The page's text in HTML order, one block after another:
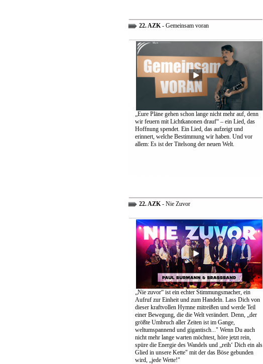
22. AZK- Gemeinsam voran
„Eure Pläne gehen schon lange nicht mehr auf, denn
wir feuern mit Lichtkanonen drauf“ – ein Lied, das
Hoffnung spendet. Ein Lied, das aufzeigt und
erinnert, welche Bestimmung wir haben. Und vor
allem: Es ist der Titelsong der neuen Welt.
22. AZK- Nie Zuvor
„Nie zuvor“ ist ein echter Stimmungsmacher, ein
Aufruf zur Einheit und zum Handeln. Lass Dich von
dieser kraftvollen Hymne mitreißen und werde Teil
einer Bewegung, die die Welt verändert. Denn, „der
größte Umbruch aller Zeiten ist im Gange,
weltumspannend und gigantisch..." Wenn Du auch
nicht mehr lange warten möchtest, höre jetzt rein,
spüre die Energie des Wandels und „reih‘ Dich ein als
Glied in unsere Kette" mit der das Böse gebunden
wird, „jede Wette!"